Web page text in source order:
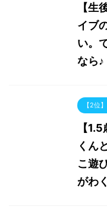
【生
イブ
い。
なら♪
【2位
【
くん
こ遊
がわ